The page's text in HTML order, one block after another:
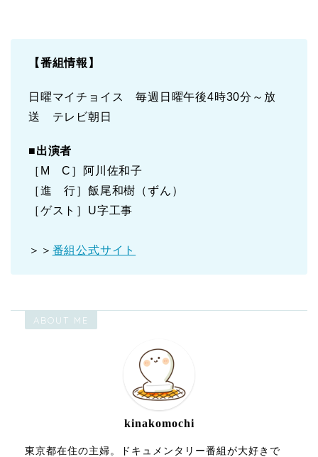
【番組情報】
日曜マイチョイス 毎週日曜午後4時30分～放
送 テレビ朝日
■出演者
［M C］阿川佐和子
［進 行］飯尾和樹（ずん）
［ゲスト］U字工事
＞＞ 番組公式サイト
ABOUT ME
kinakomochi
東京都在住の主婦。ドキュメンタリー番組が大好きで